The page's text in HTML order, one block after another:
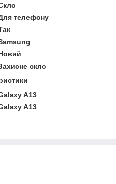
телефону
скло
A13
A13